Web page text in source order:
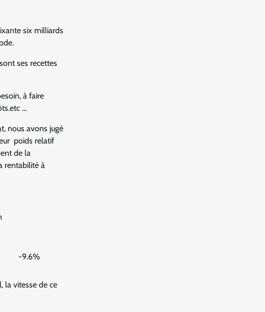
six milliards
ses recettes
à faire
…
nous avons jugé
poids relatif
de la
rentabilité à
-9.6%
la vitesse de ce